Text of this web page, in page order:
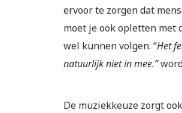
ervoor te zorgen dat
moet je ook opletten met
wel kunnen volgen. “Het
natuurlijk niet in mee.”
De muziekkeuze zorgt